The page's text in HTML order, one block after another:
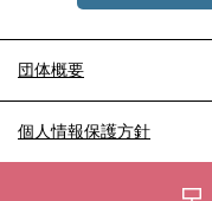
団体概要
個人情報保護方針